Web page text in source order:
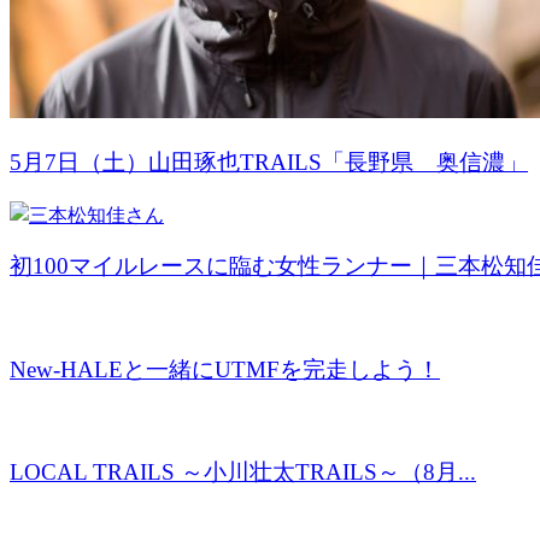
5月7日（土）山田琢也TRAILS「長野県 奥信濃」
初100マイルレースに臨む女性ランナー｜三本松知
New-HALEと一緒にUTMFを完走しよう！
LOCAL TRAILS ～小川壮太TRAILS～（8月...